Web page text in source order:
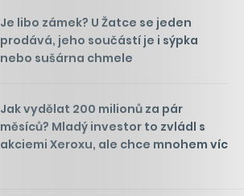
Je libo zámek? U Žatce se jeden
prodává, jeho součástí je i sýpka
nebo sušárna chmele
Jak vydělat 200 milionů za pár
měsíců? Mladý investor to zvládl s
akciemi Xeroxu, ale chce mnohem víc